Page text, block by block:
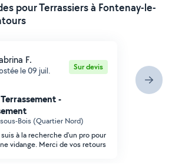
pour Terrassiers à Fontenay-le-
F.
le 09 juil. Sur devis
-
Bois (Quartier Nord)
à la recherche d'un pro pour
vidange. Merci de vos retours